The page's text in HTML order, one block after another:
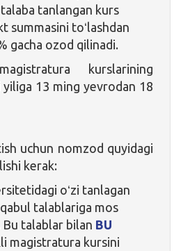
tanlangan kurs
summasini toʻlashdan
gacha ozod qilinadi.
kurslarining
13 ming yevrodan 18
uchun nomzod quyidagi
kerak:
oʻzi tanlagan
talablariga mos
Bu talablar bilan BU
magistratura kursini